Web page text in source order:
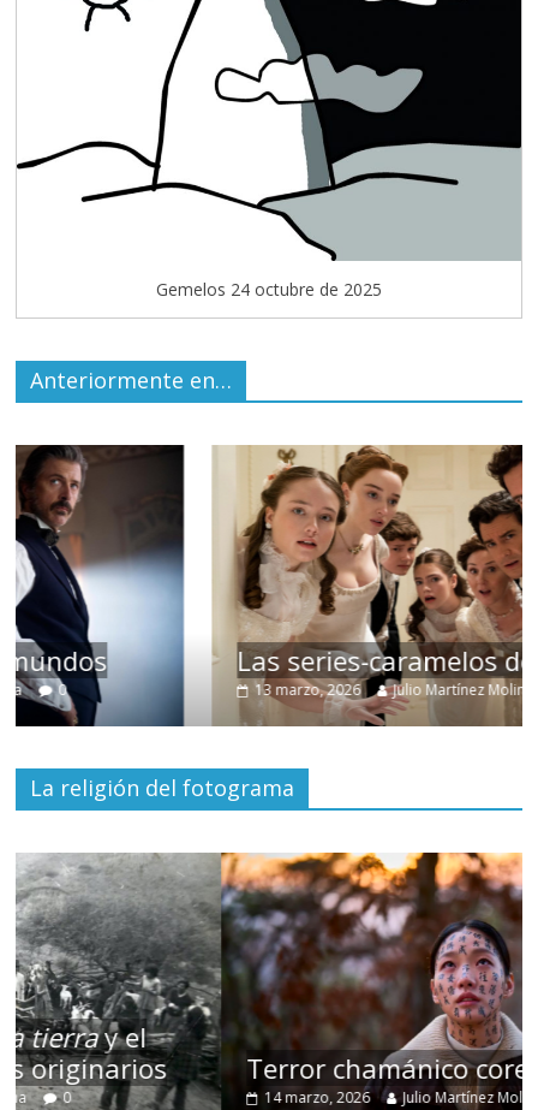
Gemelos 24 octubre de 2025
Anteriormente en…
Las series-caramelos de Shondaland
13 marzo, 2026 Julio Martínez Molina 0
La religión del fotograma
Terror chamánico coreano
14 marzo, 2026 Julio Martínez Molina 0